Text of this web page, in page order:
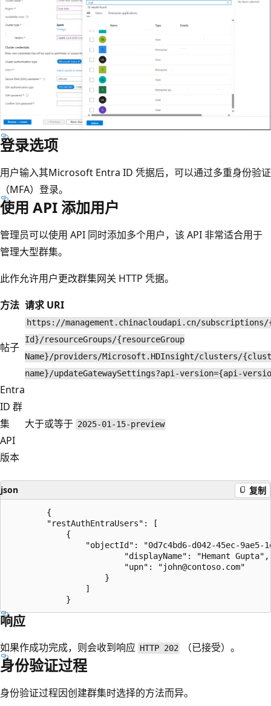
登录选项
用户输入其Microsoft Entra ID 凭据后，可以通过多重身份验证
（MFA）登录。
使用 API 添加用户
管理员可以使用 API 同时添加多个用户，该 API 非常适合用于
管理大型群集。
此作允许用户更改群集网关 HTTP 凭据。
方法 请求 URI
帖子
https://management.chinacloudapi.cn/
Id}/resourceGroups/{resourceGroup
Name}/providers/Microsoft.HDInsight/clusters/
name}/updateGatewaySettings?api-version={api-
Entra
ID 群
集
API
版本
大于或等于 2025-01-15-preview
json 复制
响应
如果作成功完成，则会收到响应 HTTP 202 （已接受）。
身份验证过程
身份验证过程因创建群集时选择的方法而异。